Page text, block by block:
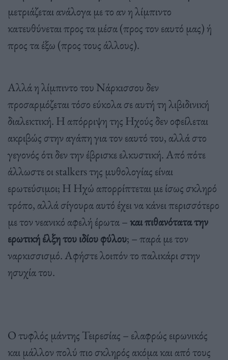
μετριάζεται ανάλογα με το αν η λίμπιντο
κατευθύνεται προς τα μέσα (προς τον εαυτό μας) ή
προς τα έξω (προς τους άλλους).
Αλλά η λίμπιντο του Νάρκισσου δεν
προσαρμόζεται τόσο εύκολα σε αυτή τη λιβιδινική
διαλεκτική. Η απόρριψη της Ηχούς δεν οφείλεται
ακριβώς στην αγάπη για τον εαυτό του, αλλά στο
γεγονός ότι δεν την έβρισκε ελκυστική. Από πότε
άλλωστε οι stalkers της μυθολογίας είναι
ερωτεύσιμοι; Η Ηχώ απορρίπτεται με ίσως σκληρό
τρόπο, αλλά σίγουρα αυτό έχει να κάνει περισσότερο
με τον νεανικό αφελή έρωτα –και πιθανότατα την
ερωτική έλξη του ιδίου φύλου; – παρά με τον
ναρκισσισμό. Αφήστε λοιπόν το παλικάρι στην
ησυχία του.
Ο τυφλός μάντης Τειρεσίας – ελαφρώς ειρωνικός
και μάλλον πολύ πιο σκληρός ακόμα και από τους